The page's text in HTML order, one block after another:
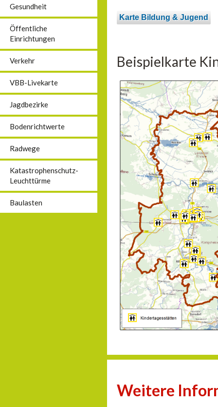
Gesundheit
Öffentliche
Einrichtungen
Verkehr
VBB-Livekarte
Jagdbezirke
Bodenrichtwerte
Radwege
Katastrophenschutz-
Leuchttürme
Baulasten
Karte Bildung & Jugend
Beispielkarte
Weitere